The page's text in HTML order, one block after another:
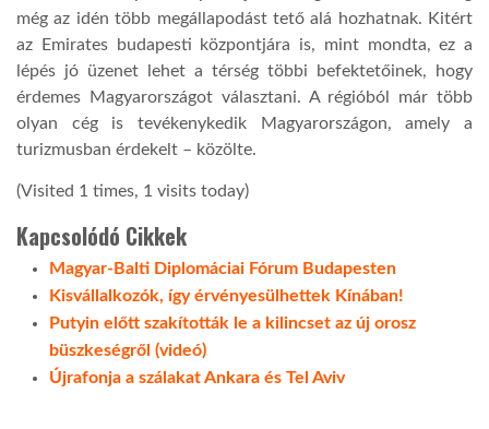
még az idén több megállapodást tető alá hozhatnak. Kitért
az Emirates budapesti központjára is, mint mondta, ez a
lépés jó üzenet lehet a térség többi befektetőinek, hogy
érdemes Magyarországot választani. A régióból már több
olyan cég is tevékenykedik Magyarországon, amely a
turizmusban érdekelt – közölte.
(Visited 1 times, 1 visits today)
Kapcsolódó Cikkek
Magyar-Balti Diplomáciai Fórum Budapesten
Kisvállalkozók, így érvényesülhettek Kínában!
Putyin előtt szakították le a kilincset az új orosz
büszkeségről (videó)
Újrafonja a szálakat Ankara és Tel Aviv